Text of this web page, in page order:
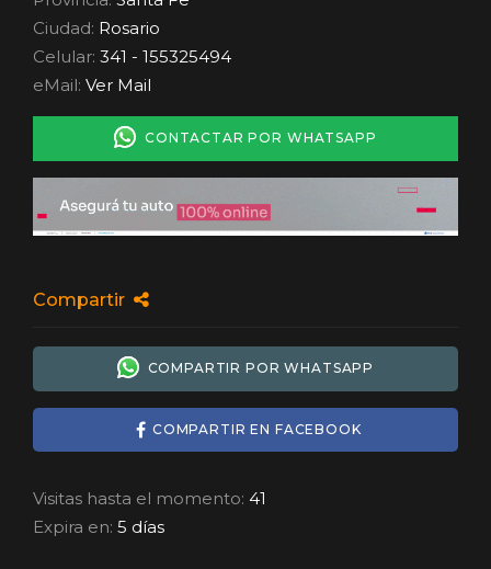
Ciudad: Rosario
Celular: 341 - 155325494
eMail: Ver Mail
CONTACTAR POR WHATSAPP
Compartir
COMPARTIR POR WHATSAPP
COMPARTIR EN FACEBOOK
Visitas hasta el momento: 41
Expira en: 5 días